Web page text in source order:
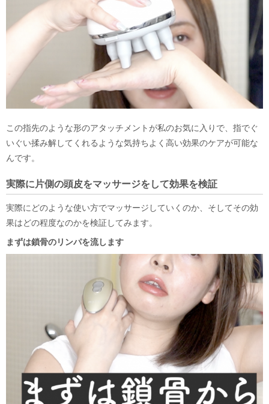
この指先のような形のアタッチメントが私のお気に入りで、指でぐ
いぐい揉み解してくれるような気持ちよく高い効果のケアが可能な
んです。
実際に片側の頭皮をマッサージをして効果を検証
実際にどのような使い方でマッサージしていくのか、そしてその効
果はどの程度なのかを検証してみます。
まずは鎖骨のリンパを流します